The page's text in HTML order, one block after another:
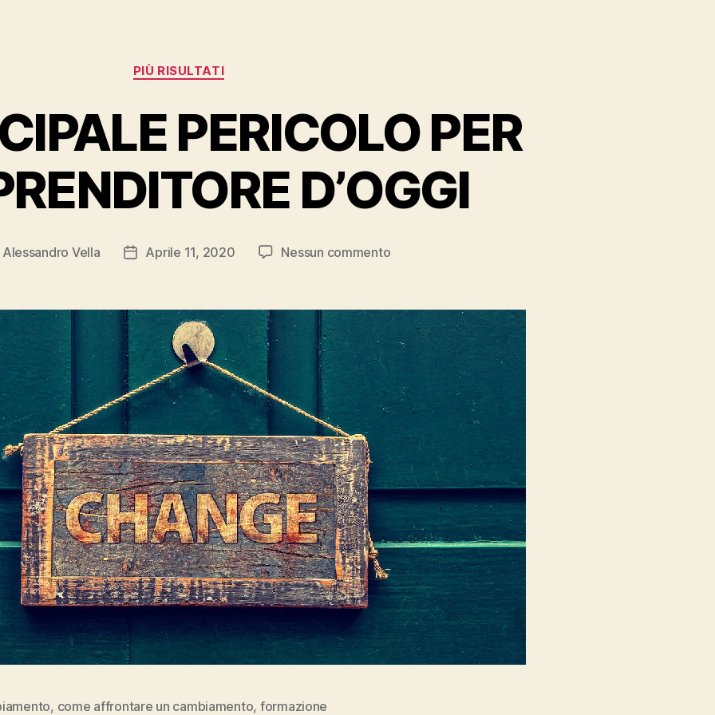
Categorie
PIÙ RISULTATI
PERICOLO PER
D’OGGI
Alessandro Vella
DataAprile 11, 2020 Nessun commentosu
PERICOLO
PER
L’IMPRENDITORE
D’OGGI
, come affrontare un cambiamento, formazione